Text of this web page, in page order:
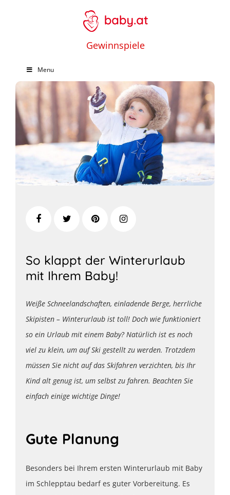
Gewinnspiele
Menu
So klappt der Winterurlaub
mit Ihrem Baby!
Weiße Schneelandschaften, einladende Berge, herrliche
Skipisten – Winterurlaub ist toll! Doch wie funktioniert
so ein Urlaub mit einem Baby? Natürlich ist es noch
viel zu klein, um auf Ski gestellt zu werden. Trotzdem
müssen Sie nicht auf das Skifahren verzichten, bis Ihr
Kind alt genug ist, um selbst zu fahren. Beachten Sie
einfach einige wichtige Dinge!
Gute Planung
Besonders bei Ihrem ersten Winterurlaub mit Baby
im Schlepptau bedarf es guter Vorbereitung. Es